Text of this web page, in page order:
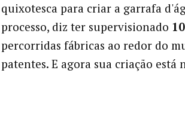
quixotesca para criar a garrafa
processo, diz ter supervisionado
percorridas fábricas ao redor do
patentes. E agora sua criação está